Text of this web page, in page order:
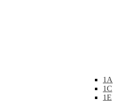
1A
1C
1E